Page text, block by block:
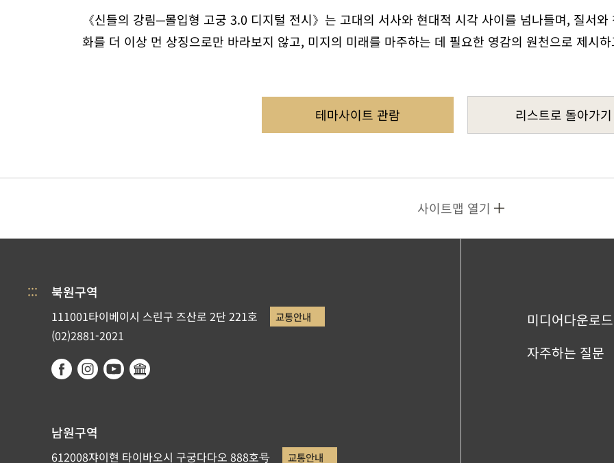
《신들의 강림─몰입형 고궁 3.0 디지털 전시》는 고대의 서사와 현대적 시각 사이를 넘나들며, 질서
화를 더 이상 먼 상징으로만 바라보지 않고, 미지의 미래를 마주하는 데 필요한 영감의 원천으로 제시
테마사이트 관람 리스트로 돌아가기
사이트맵 열기
::: 북원구역
111001타이베이시 스린구 즈산로 2단 221호 교통안내
(02)2881-2021
남원구역
612008쟈이현 타이바오시 구궁다다오 888호号 교통안내
미디어다운로드
자주하는 질문